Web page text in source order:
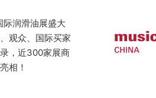
润滑油展盛大
观众、国际买家
，近300家展商
相！